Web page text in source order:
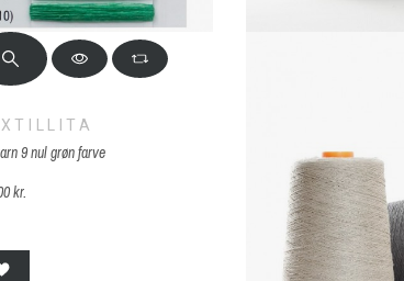
9 nul grøn farve
kr.